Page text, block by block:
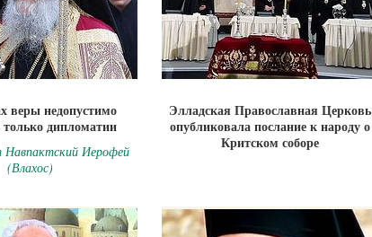
веры недопустимо
только дипломатии
Иерофей
(Влахос)
Элладская Православная Церковь
опубликовала послание к народу о
Критском соборе